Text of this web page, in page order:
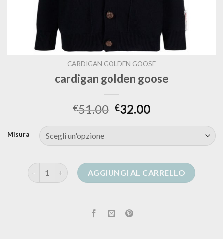
CARDIGAN GOLDEN GOOSE
cardigan golden goose
€51.00 €32.00
Misura
cardigan golden goose quantitàAGGIUNGI AL CARRELLO